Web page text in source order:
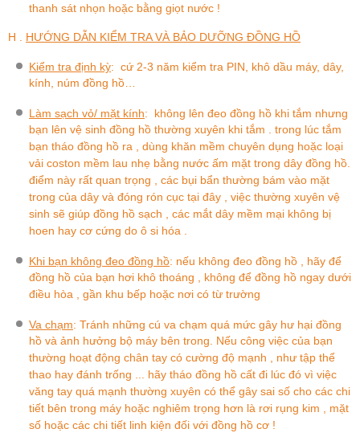
thanh sát nhọn hoặc bằng giọt nước !
H . HƯỚNG DẪN KIỂM TRA VÀ BẢO DƯỠNG ĐỒNG HỒ
Kiểm tra định kỳ: cứ 2-3 năm kiểm tra PIN, khô dầu máy, dây,
kính, núm đồng hồ…
Làm sạch vỏ/ mặt kính: không lên đeo đồng hồ khi tắm nhưng
bạn lên vệ sinh đồng hồ thường xuyên khi tắm . trong lúc tắm
bạn tháo đồng hồ ra , dùng khăn mềm chuyên dụng hoặc loại
vải coston mềm lau nhẹ bằng nước ấm mặt trong dây đồng hồ.
điểm này rất quan trọng , các bụi bẩn thường bám vào mặt
trong của dây và đóng rón cục tại đây , việc thường xuyên vệ
sinh sẽ giúp đồng hồ sạch , các mắt dây mềm mại không bị
hoen hay cơ cứng do ô si hóa .
Khi bạn không đeo đồng hồ: nếu không đeo đồng hồ , hãy để
đồng hồ của bạn hơi khô thoáng , không để đồng hồ ngay dưới
điều hòa , gần khu bếp hoặc nơi có từ trường
Va chạm: Tránh những cú va chạm quá mức gây hư hại đồng
hồ và ảnh hưởng bộ máy bên trong. Nếu công việc của bạn
thường hoạt động chân tay có cường độ mạnh , như tập thể
thao hay đánh trống ... hãy tháo đồng hồ cất đi lúc đó vì việc
văng tay quá mạnh thường xuyên có thể gây sai số cho các chi
tiết bên trong máy hoặc nghiêm trọng hơn là rơi rụng kim , mặt
số hoặc các chi tiết linh kiện đối với đồng hồ cơ !